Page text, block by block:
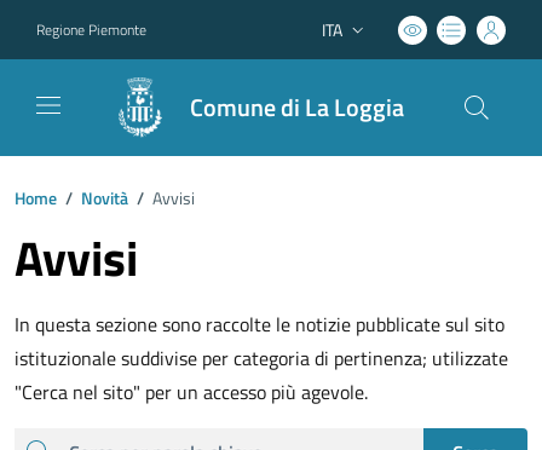
Regione Piemonte Lingua attiva:
ITA
Comune di La Loggia
Home / Novità / Avvisi
Avvisi
In questa sezione sono raccolte le notizie pubblicate sul sito
istituzionale suddivise per categoria di pertinenza; utilizzate
"Cerca nel sito" per un accesso più agevole.